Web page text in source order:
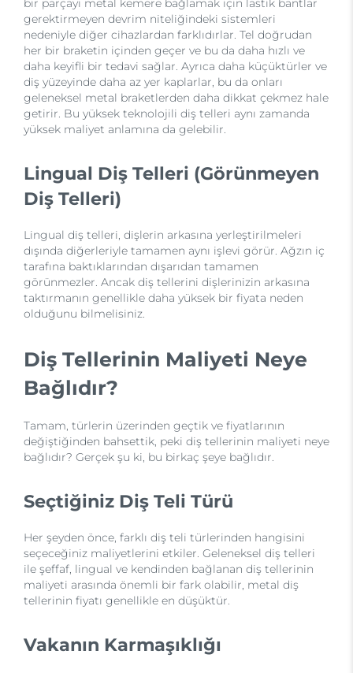
bir parçayı metal kemere bağlamak için lastik bantlar
gerektirmeyen devrim niteliğindeki sistemleri
nedeniyle diğer cihazlardan farklıdırlar. Tel doğrudan
her bir braketin içinden geçer ve bu da daha hızlı ve
daha keyifli bir tedavi sağlar. Ayrıca daha küçüktürler ve
diş yüzeyinde daha az yer kaplarlar, bu da onları
geleneksel metal braketlerden daha dikkat çekmez hale
getirir. Bu yüksek teknolojili diş telleri aynı zamanda
yüksek maliyet anlamına da gelebilir.
Lingual Diş Telleri (Görünmeyen
Diş Telleri)
Lingual diş telleri, dişlerin arkasına yerleştirilmeleri
dışında diğerleriyle tamamen aynı işlevi görür. Ağzın iç
tarafına baktıklarından dışarıdan tamamen
görünmezler. Ancak diş tellerini dişlerinizin arkasına
taktırmanın genellikle daha yüksek bir fiyata neden
olduğunu bilmelisiniz.
Diş Tellerinin Maliyeti Neye
Bağlıdır?
Tamam, türlerin üzerinden geçtik ve fiyatlarının
değiştiğinden bahsettik, peki diş tellerinin maliyeti neye
bağlıdır? Gerçek şu ki, bu birkaç şeye bağlıdır.
Seçtiğiniz Diş Teli Türü
Her şeyden önce, farklı diş teli türlerinden hangisini
seçeceğiniz maliyetlerini etkiler. Geleneksel diş telleri
ile şeffaf, lingual ve kendinden bağlanan diş tellerinin
maliyeti arasında önemli bir fark olabilir, metal diş
tellerinin fiyatı genellikle en düşüktür.
Vakanın Karmaşıklığı